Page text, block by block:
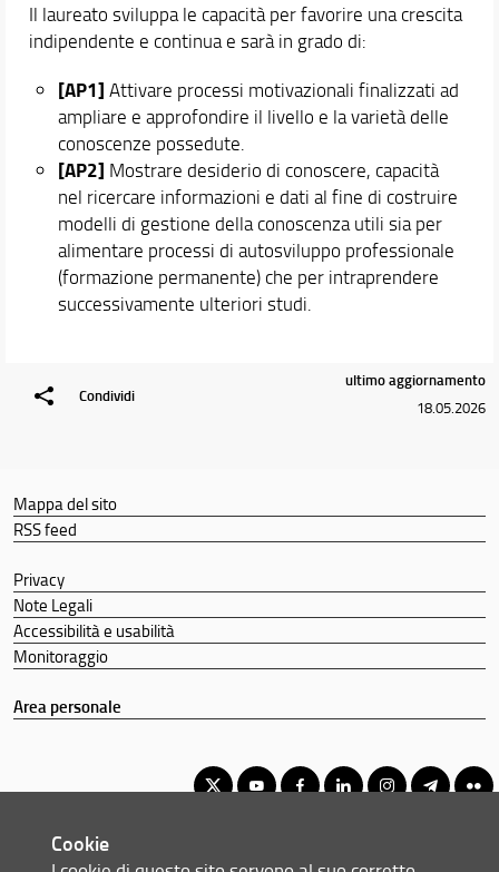
Il laureato sviluppa le capacità per favorire una crescita
indipendente e continua e sarà in grado di:
[AP1] Attivare processi motivazionali finalizzati ad
ampliare e approfondire il livello e la varietà delle
conoscenze possedute.
[AP2] Mostrare desiderio di conoscere, capacità
nel ricercare informazioni e dati al fine di costruire
modelli di gestione della conoscenza utili sia per
alimentare processi di autosviluppo professionale
(formazione permanente) che per intraprendere
successivamente ulteriori studi.
Condividi
ultimo aggiornamento
18.05.2026
Mappa del sito
RSS feed
Privacy
Note Legali
Accessibilità e usabilità
Monitoraggio
Area personale
Cookie